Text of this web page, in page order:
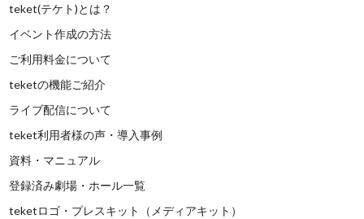
teket(テケト)とは？
イベント作成の方法
ご利用料金について
teketの機能ご紹介
ライブ配信について
teket利用者様の声・導入事例
資料・マニュアル
登録済み劇場・ホール一覧
teketロゴ・プレスキット（メディアキット）